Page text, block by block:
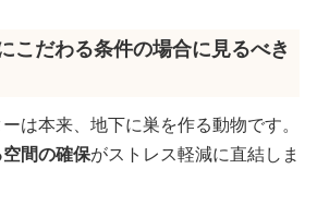
こだわる条件の場合に見るべき
は本来、地下に巣を作る動物です。
間の確保がストレス軽減に直結しま